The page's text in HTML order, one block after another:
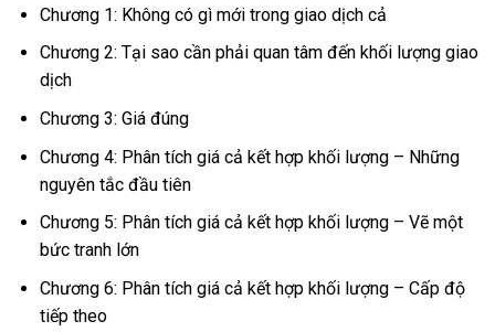
Chương 1: Không có gì mới trong giao dịch cả
Chương 2: Tại sao cần phải quan tâm đến khối lượng giao
dịch
Chương 3: Giá đúng
Chương 4: Phân tích giá cả kết hợp khối lượng – Những
nguyên tắc đầu tiên
Chương 5: Phân tích giá cả kết hợp khối lượng – Vẽ một
bức tranh lớn
Chương 6: Phân tích giá cả kết hợp khối lượng – Cấp độ
tiếp theo